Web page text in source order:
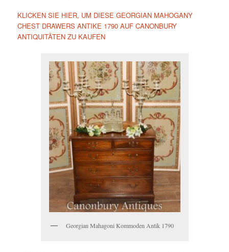
KLICKEN SIE HIER, UM DIESE GEORGIAN MAHOGANY
CHEST DRAWERS ANTIKE 1790 AUF CANONBURY
ANTIQUITÄTEN ZU KAUFEN
Georgian Mahagoni Kommoden Antik 1790